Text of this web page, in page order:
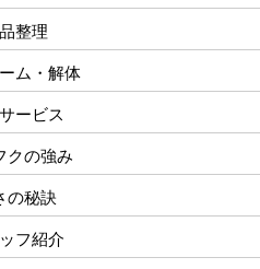
整理
ム・解体
ービス
クの強み
の秘訣
フ紹介